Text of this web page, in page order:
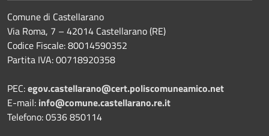
Comune di Castellarano
Via Roma, 7 – 42014 Castellarano (RE)
Codice Fiscale: 80014590352
Partita IVA: 00718920358
PEC:egov.castellarano@cert.poliscomuneamico.net
E-mail: info@comune.castellarano.re.it
Telefono: 0536 850114